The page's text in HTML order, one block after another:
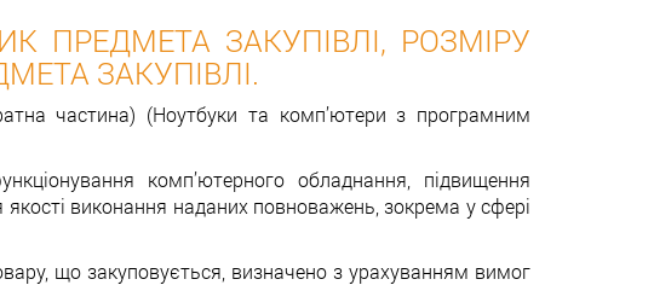
ПРЕДМЕТА ЗАКУПІВЛІ, РОЗМІРУ
ЗАКУПІВЛІ.
частина) (Ноутбуки та комп’ютери з програмним
комп’ютерного обладнання, підвищення
якості виконання наданих повноважень, зокрема у сфері
що закуповується, визначено з урахуванням вимог